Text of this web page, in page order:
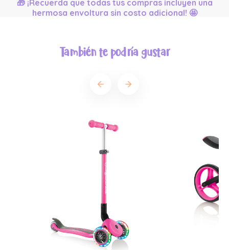
🎁 ¡Recuerda que todas tus compras incluyen una
hermosa envoltura sin costo adicional! 🤩
También te podría gustar